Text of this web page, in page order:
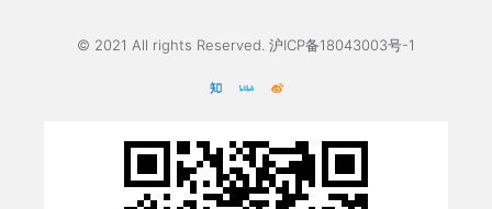
© 2021 All rights Reserved. 沪ICP备18043003号-1